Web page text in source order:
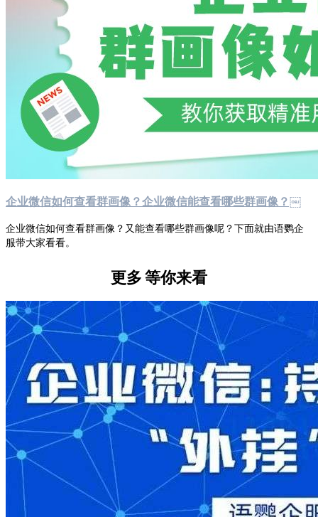
企业微信如何查看群画像？企业微信能查看哪些群画像？￼
企业微信如何查看群画像？又能查看哪些群画像呢？下面就由语鹦企
服带大家看看。
更多等你来看